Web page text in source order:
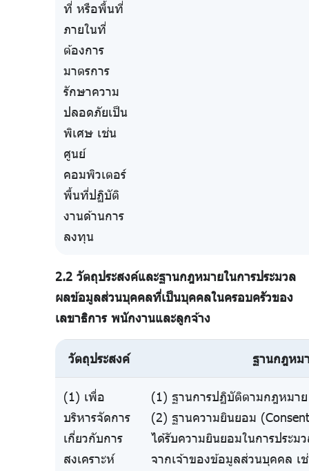
ที่ หรือพื้นที่
ภายในที่
ต้องการ
มาตรการ
รักษาความ
ปลอดภัยเป็น
พิเศษ เช่น
ศูนย์
คอมพิวเตอร์
พื้นที่ปฏิบัติ
งานด้านการ
ลงทุน
2.2 วัตถุประสงค์และฐานกฎหมายในการประมวล
ผลข้อมูลส่วนบุคคลที่เป็นบุคคลในครอบครัวของ
เลขาธิการ พนักงานและลูกจ้าง
วัตถุประสงค์ ฐานกฎหม
(1) เพื่อ
บริหารจัดการ
เกี่ยวกับการ
สงเคราะห์
(1) ฐานการปฏิบัติตามกฎหมา
(2) ฐานความยินยอม
ได้รับความยินยอมในการประ
จากเจ้าของข้อมูลส่วนบุคคล